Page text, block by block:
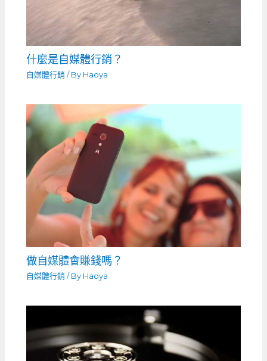
什麼是自媒體行銷？
自媒體行銷 / By Haoya
做自媒體會賺錢嗎？
自媒體行銷 / By Haoya